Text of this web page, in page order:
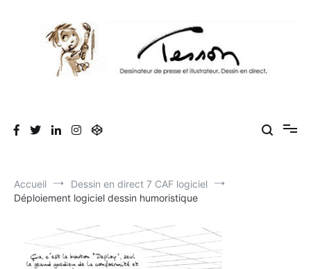
direct, dessin humoristique, cartoonist.
direct lors des séminaires d'entreprise. Illustration et dessin
Accueil
Dessin en direct 7 CAF logiciel
Déploiement logiciel dessin humoristique